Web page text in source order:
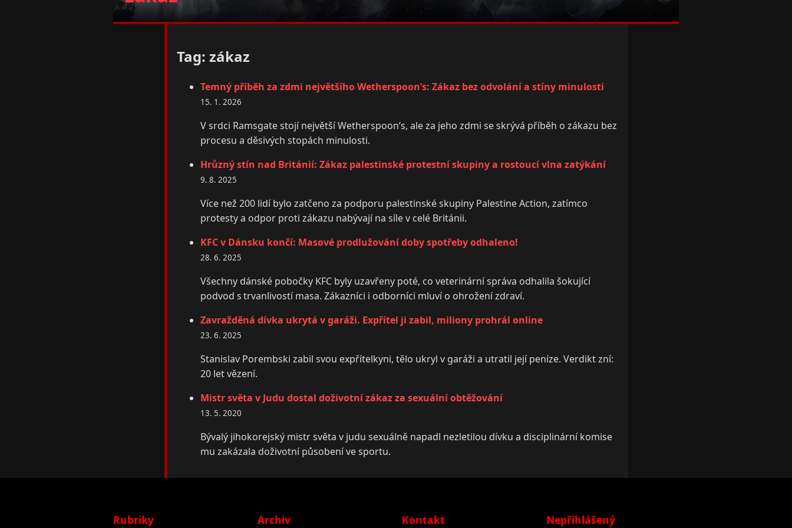
Tag: zákaz
Temný příběh za zdmi největšího Wetherspoon’s: Zákaz bez odvolání a stíny minulosti
15. 1. 2026
V srdci Ramsgate stojí největší Wetherspoon’s, ale za jeho zdmi se skrývá příběh o zákazu bez
procesu a děsivých stopách minulosti.
Hrůzný stín nad Británií: Zákaz palestinské protestní skupiny a rostoucí vlna zatýkání
9. 8. 2025
Více než 200 lidí bylo zatčeno za podporu palestinské skupiny Palestine Action, zatímco
protesty a odpor proti zákazu nabývají na síle v celé Británii.
KFC v Dánsku končí: Masové prodlužování doby spotřeby odhaleno!
28. 6. 2025
Všechny dánské pobočky KFC byly uzavřeny poté, co veterinární správa odhalila šokující
podvod s trvanlivostí masa. Zákazníci i odborníci mluví o ohrožení zdraví.
Zavražděná dívka ukrytá v garáži. Expřítel ji zabil, miliony prohrál online
23. 6. 2025
Stanislav Porembski zabil svou expřítelkyni, tělo ukryl v garáži a utratil její peníze. Verdikt zní:
20 let vězení.
Mistr světa v Judu dostal doživotní zákaz za sexuální obtěžování
13. 5. 2020
Bývalý jihokorejský mistr světa v judu sexuálně napadl nezletilou dívku a disciplinární komise
mu zakázala doživotní působení ve sportu.
Rubriky Archiv Kontakt Nepřihlášený